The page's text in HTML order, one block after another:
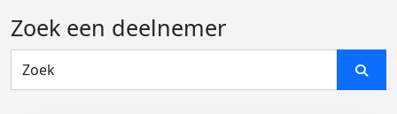
Zoek een deelnemer